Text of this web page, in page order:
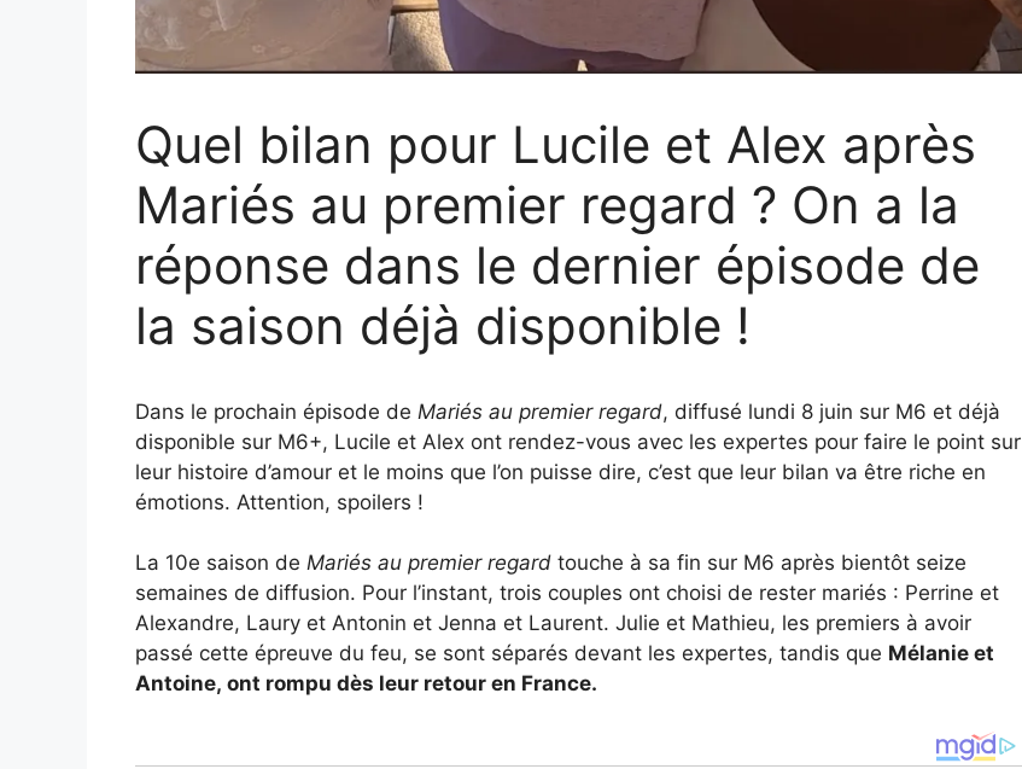
Quel bilan pour Lucile et Alex après
Mariés au premier regard ? On a la
réponse dans le dernier épisode de
la saison déjà disponible !
Dans le prochain épisode de Mariés au premier regard, diffusé lundi 8 juin sur M6 et déjà
disponible sur M6+, Lucile et Alex ont rendez-vous avec les expertes pour faire le point sur
leur histoire d’amour et le moins que l’on puisse dire, c’est que leur bilan va être riche en
émotions. Attention, spoilers !
La 10e saison de Mariés au premier regard touche à sa fin sur M6 après bientôt seize
semaines de diffusion. Pour l’instant, trois couples ont choisi de rester mariés : Perrine et
Alexandre, Laury et Antonin et Jenna et Laurent. Julie et Mathieu, les premiers à avoir
passé cette épreuve du feu, se sont séparés devant les expertes, tandis que Mélanie et
Antoine, ont rompu dès leur retour en France.